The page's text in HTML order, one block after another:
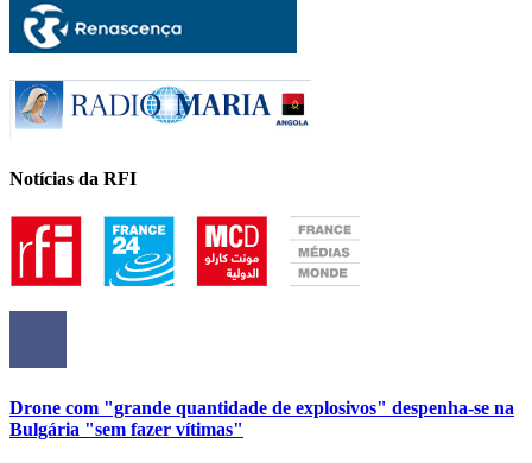
Notícias da RFI
Drone com "grande quantidade de explosivos" despenha-se na
Bulgária "sem fazer vítimas"